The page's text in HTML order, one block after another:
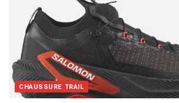
CHAUSSURE TRAIL